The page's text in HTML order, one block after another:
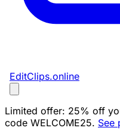
EditClips.online
Limited offer: 25% off
code WELCOME25. See